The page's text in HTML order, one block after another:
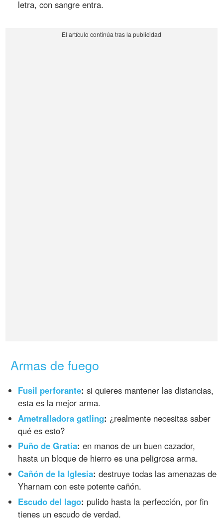
letra, con sangre entra.
Armas de fuego
Fusil perforante: si quieres mantener las distancias,
esta es la mejor arma.
Ametralladora gatling: ¿realmente necesitas saber
qué es esto?
Puño de Gratia: en manos de un buen cazador,
hasta un bloque de hierro es una peligrosa arma.
Cañón de la Iglesia: destruye todas las amenazas de
Yharnam con este potente cañón.
Escudo del lago: pulido hasta la perfección, por fin
tienes un escudo de verdad.